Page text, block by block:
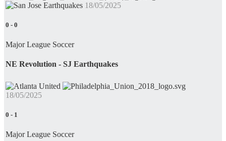
18/05/2025
0 - 0
Major League Soccer
NE Revolution - SJ Earthquakes
18/05/2025
0 - 1
Major League Soccer